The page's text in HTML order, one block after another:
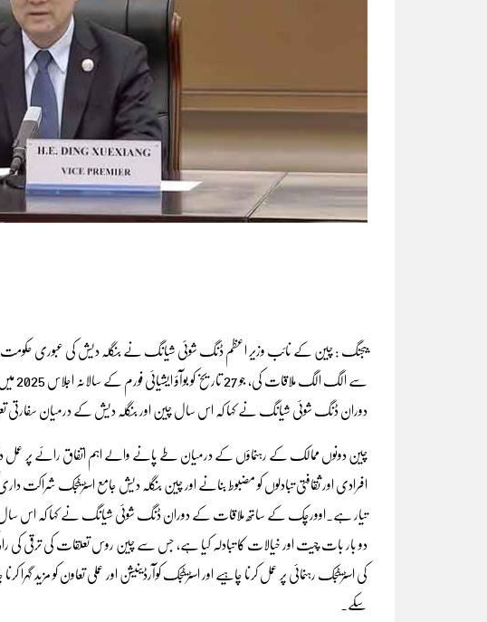
بیجنگ : چین کے نائب وزیر اعظم ڈنگ شوئی شیانگ نے بنگلہ دیش کی عبوری حکومت
سے
دوران ڈنگ شوئی شیانگ نے کہا کہ اس سال چین اور بنگلہ دیش کے درمیان سفارتی تعلقات کے
چین دونوں ممالک کے رہنماؤں کے درمیان طے پانے والے اہم اتفاق رائے پر عمل
افرادی اور ثقافتی تبادلوں کو مضبوط بنانے اور چین بنگلہ دیش جامع اسٹریٹجک
تیار ہے۔اوورچک کے ساتھ ملاقات کے دوران ڈنگ شوئی شیانگ نے کہا کہ
دو بار بات چیت اور خیالات کا تبادلہ کیا ہے، جس سے چین روس تعلقات کی ترقی کی
کی اسٹریٹجک رہنمائی پر عمل کرنا چاہیے اور اسٹریٹجک کوآرڈینیشن اور عملی تعاون کو مزید
سکے۔